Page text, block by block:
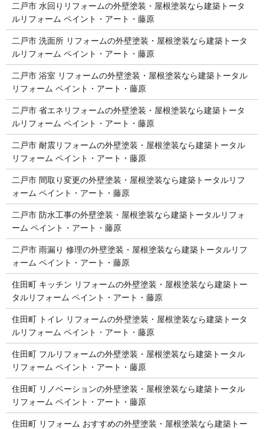
二戸市 水回りリフォームの外壁塗装・屋根塗装なら建築トータ
ルリフォーム ペイント・アート・藤原
二戸市 洗面所 リフォームの外壁塗装・屋根塗装なら建築トータ
ルリフォーム ペイント・アート・藤原
二戸市 浴室 リフォームの外壁塗装・屋根塗装なら建築トータル
リフォーム ペイント・アート・藤原
二戸市 省エネリフォームの外壁塗装・屋根塗装なら建築トータ
ルリフォーム ペイント・アート・藤原
二戸市 耐震リフォームの外壁塗装・屋根塗装なら建築トータル
リフォーム ペイント・アート・藤原
二戸市 間取り変更の外壁塗装・屋根塗装なら建築トータルリフ
ォーム ペイント・アート・藤原
二戸市 防水工事の外壁塗装・屋根塗装なら建築トータルリフォ
ーム ペイント・アート・藤原
二戸市 雨漏り 修理の外壁塗装・屋根塗装なら建築トータルリフ
ォーム ペイント・アート・藤原
住田町 キッチン リフォームの外壁塗装・屋根塗装なら建築トー
タルリフォーム ペイント・アート・藤原
住田町 トイレ リフォームの外壁塗装・屋根塗装なら建築トータ
ルリフォーム ペイント・アート・藤原
住田町 フルリフォームの外壁塗装・屋根塗装なら建築トータル
リフォーム ペイント・アート・藤原
住田町 リノベーションの外壁塗装・屋根塗装なら建築トータル
リフォーム ペイント・アート・藤原
住田町 リフォーム おすすめの外壁塗装・屋根塗装なら建築トー